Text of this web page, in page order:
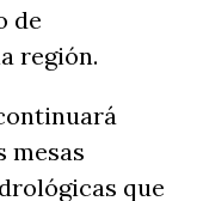
de
región.
mesas
que